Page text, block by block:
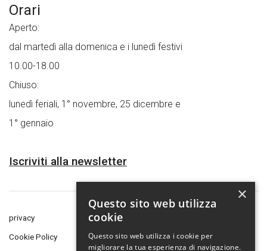
Orari
Aperto:
dal martedì alla domenica e i lunedì festivi
10.00-18.00
Chiuso:
lunedì feriali, 1° novembre, 25 dicembre e
1° gennaio
Iscriviti alla newsletter
privacy
Cookie Policy
×
Questo sito web utilizza
cookie
Questo sito web utilizza i cookie per
migliorare la tua esperienza di navigazione.